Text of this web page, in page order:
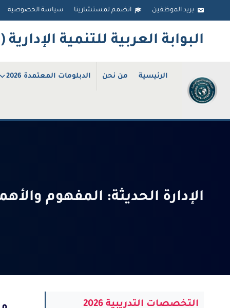
to
بريد الموظفين انضمم لمستشارينا سياسة الخصوصية
البوابة العربية للتنمية الإدارية (ArabPAD
الرئيسية من نحن الدبلومات المعتمدة 2026
الإدارة الحديثة: المفهوم
التخصصات التدريبية 2026